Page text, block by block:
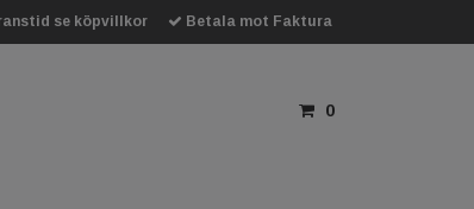
se köpvillkor Betala mot Faktura
0